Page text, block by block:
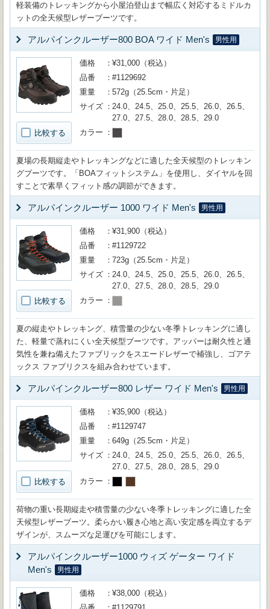
軽装備のトレッキングから小屋泊登山まで幅広く対応するミドルカ
ットの全天候型レザーブーツです。
アルパインクルーザー800 BOA ワイド Men's 男性用
比較する
価格
¥31,000（税込）
品番
#1129692
重量
572g（25.5cm・片足）
サイズ
24.0、24.5、25.0、25.5、26.0、26.5、
27.0、27.5、28.0、28.5、29.0
カラー
夏場の長期縦走やトレッキングなどに適した全天候型のトレッキン
グブーツです。「BOAフィットシステム」を使用し、ダイヤルを回
すことで素早くフィット感の調節ができます。
アルパインクルーザー 1000 ワイド Men's 男性用
比較する
価格
¥31,900（税込）
品番
#1129722
重量
723g（25.5cm・片足）
サイズ
24.0、24.5、25.0、25.5、26.0、26.5、
27.0、27.5、28.0、28.5、29.0
カラー
夏の縦走やトレッキング、積雪量の少ない冬季トレッキングに適し
た、軽量で蒸れにくい全天候型ブーツです。アッパーは耐久性と通
気性を兼ね備えたファブリックをスエードレザーで補強し、ゴアテ
ックス ファブリクスを組み合わせています。
アルパインクルーザー800 レザー ワイド Men's 男性用
比較する
価格
¥35,900（税込）
品番
#1129747
重量
649g（25.5cm・片足）
サイズ
24.0、24.5、25.0、25.5、26.0、26.5、
27.0、27.5、28.0、28.5、29.0
カラー
荷物の重い長期縦走や積雪量の少ない冬季トレッキングに適した全
天候型レザーブーツ。柔らかい履き心地と高い安定感を両立するデ
ザインが、スムーズな足運びを可能にします。
アルパインクルーザー1000 ウィズ ゲーター ワイド
Men's
男性用
価格
¥38,000（税込）